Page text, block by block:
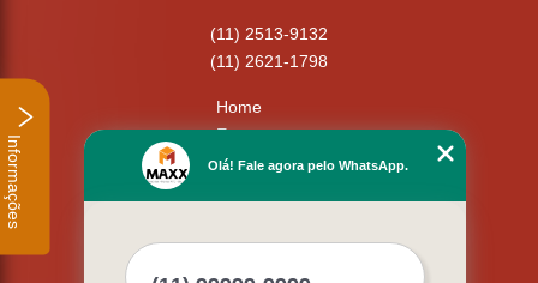
(11) 2513-9132
(11) 2621-1798
Home
Empresa
Missão
Mapa do site
Informações Olá! Fale agora pelo WhatsApp.